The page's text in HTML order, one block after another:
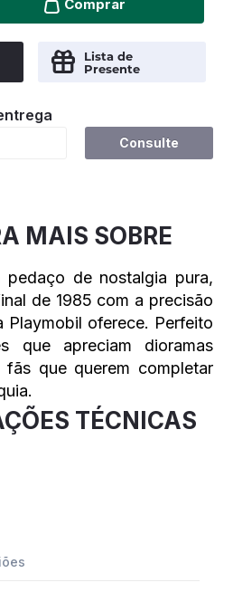
Comprar
Lista de
Presente
Consulte
MAIS SOBRE
pedaço de nostalgia pura,
de 1985 com a precisão
Playmobil oferece. Perfeito
que apreciam dioramas
que querem completar
TÉCNICAS